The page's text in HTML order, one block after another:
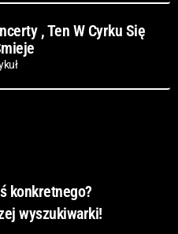
, Ten W Cyrku Się
konkretnego?
wyszukiwarki!